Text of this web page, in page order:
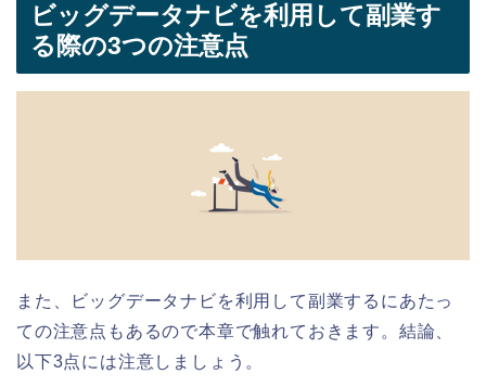
ビッグデータナビを利用して副業す
る際の3つの注意点
また、ビッグデータナビを利用して副業するにあたっ
ての注意点もあるので本章で触れておきます。結論、
以下3点には注意しましょう。